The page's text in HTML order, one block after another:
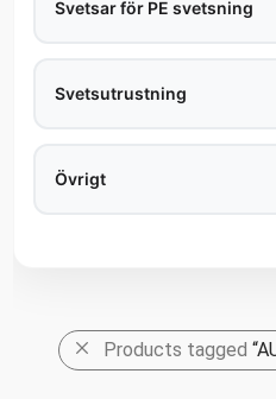
Svetsar för PE svetsning
Svetsutrustning
Övrigt
Products tagged